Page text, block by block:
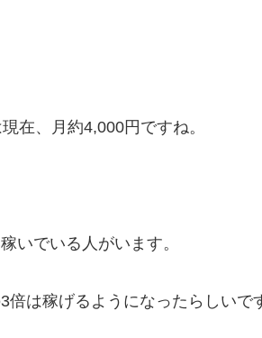
在、月約4,000円ですね。
いでいる人がいます。
は稼げるようになったらしいで